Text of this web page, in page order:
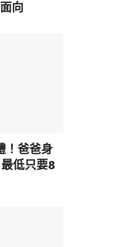
向
！爸爸身
低只要8